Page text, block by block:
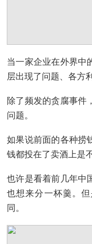
当一家企业在外界中
层出现了问题、各方
除了频发的贪腐事件
问题。
如果说前面的各种捞
钱都投在了卖酒上是
也许是看着前几年中
也想来分一杯羹。
同。